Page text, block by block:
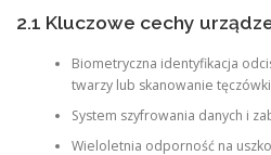
2.1 Kluczowe cechy
Biometryczna identyfikacja
twarzy lub skanowanie
System szyfrowania danych i
Wieloletnia odporność na